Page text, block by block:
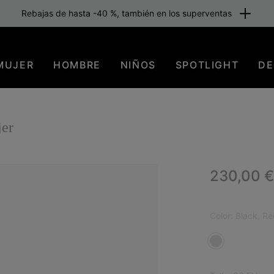
Rebajas de hasta -40 %, también en los superventas
HOMBRE NIÑOS SPOTLIGHT
Regular
230,00 €